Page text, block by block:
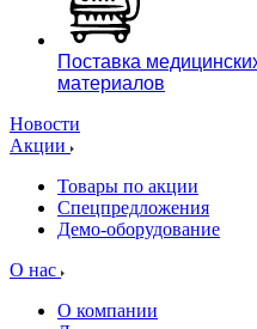
Поставка
материалов
Новости
Акции
Товары по акции
Спецпредложения
Демо-оборудование
О нас
О компании